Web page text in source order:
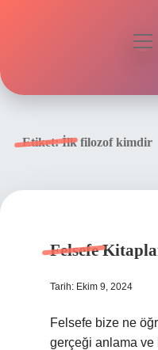
Etiket:İlk filozof kimdir
Felsefe
Tarih: Ekim 9, 2024
Felsefe bize ne
gerçeği anlama ve